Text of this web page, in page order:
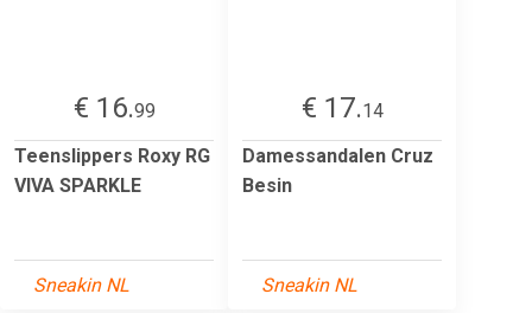
€ 16.99
Teenslippers Roxy RG
VIVA SPARKLE
Sneakin NL
€ 17.14
Damessandalen Cruz
Besin
Sneakin NL